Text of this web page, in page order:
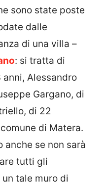
sono state poste
dalle
di una villa –
: si tratta di
Alessandro
Gargano, di
di 22
di Matera.
anche se non sarà
tutti gli
tale muro di